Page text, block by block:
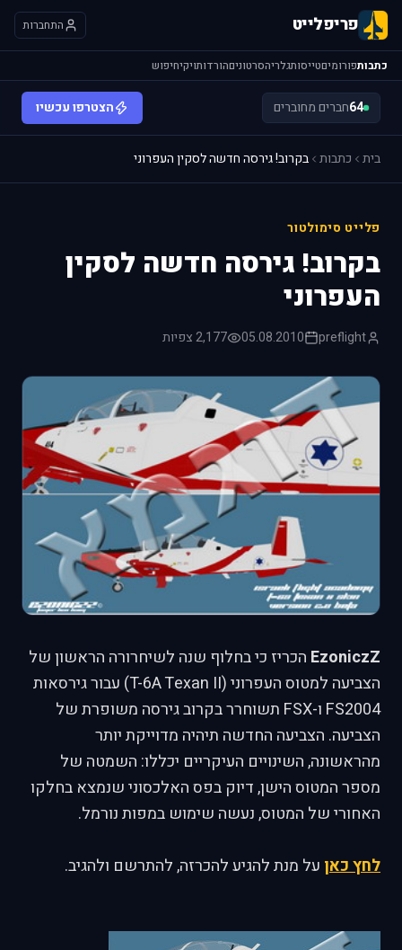
פריפלייט התחברות
כתבותפורומיםטייסותגלריהסרטוניםהורדותויקיחיפוש
64חברים מחוברים הצטרפו עכשיו
בית כתבות בקרוב! גירסה חדשה לסקין העפרוני
פלייט סימולטור
בקרוב! גירסה חדשה לסקין
העפרוני
preflight
05.08.2010 2,177 צפיות
EzoniczZ הכריז כי בחלוף שנה לשיחרורה הראשון של
הצביעה למטוס העפרוני (T-6A Texan II) עבור גירסאות
FS2004 ו-FSX תשוחרר בקרוב גירסה משופרת של
הצביעה. הצביעה החדשה תיהיה מדוייקת יותר
מהראשונה, השינויים העיקריים יכללו: השמטה של
מספר המטוס הישן, דיוק בפס האלכסוני שנמצא בחלקו
האחורי של המטוס, נעשה שימוש במפות נורמל.
לחץ כאן על מנת להגיע להכרזה, להתרשם ולהגיב.